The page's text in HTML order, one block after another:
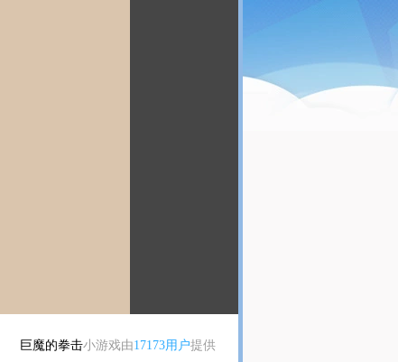
巨魔的拳击小游戏由17173用户提供